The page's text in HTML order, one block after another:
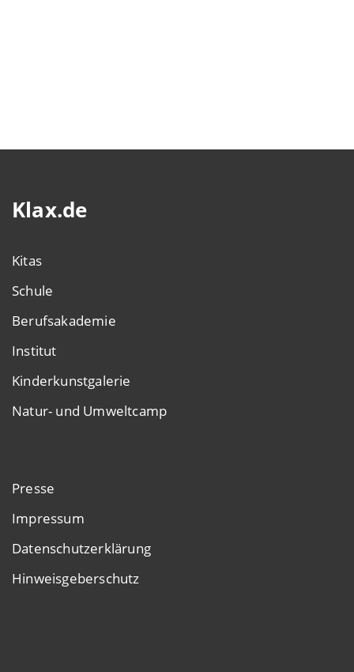
Klax.de
Kitas
Schule
Berufsakademie
Institut
Kinderkunstgalerie
Natur- und Umweltcamp
Presse
Impressum
Datenschutzerklärung
Hinweisgeberschutz